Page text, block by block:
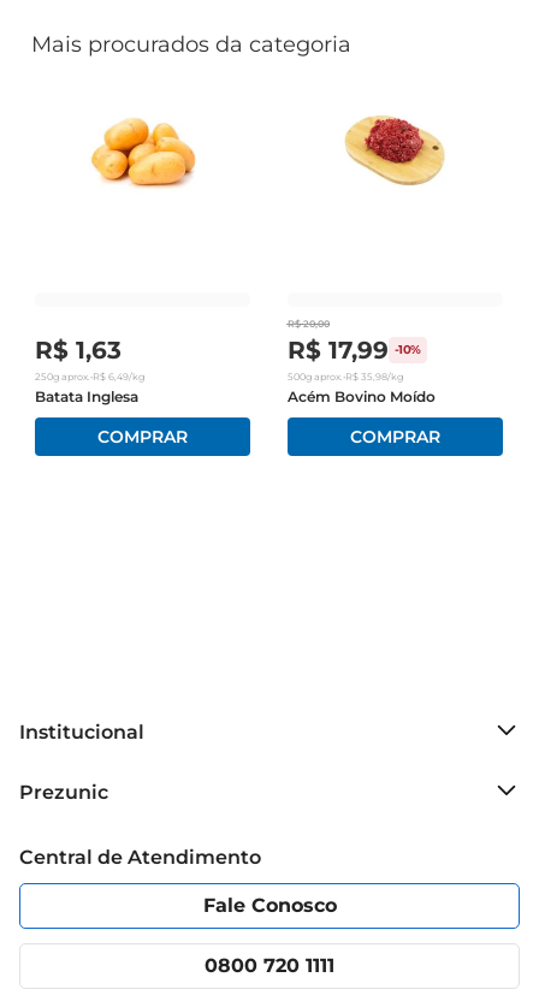
Mais procurados da categoria
R$ 1,63
250g aprox. •R$ 6 49/kg
Batata Inglesa
R$ 20,00
R$ 17,99 -10%
500gaprox. •R$ 35 98/kg
Acém Bovino Moído
Institucional
Grupo Cencosud
Política de Privacidade
Portal do fornecedor
Cencosud Media
Prezunic
Código de Ética
App Prezunic
Central de Atendimento
Fale Conosco
0800 720 1111